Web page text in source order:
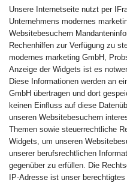
Unsere Internetseite nutzt per
Unternehmens modernes
Websitebesuchern
Rechenhilfen zur Verfügung zu
modernes marketing GmbH,
Anzeige der Widgets ist es
Diese Informationen werden an
GmbH übertragen und dort
keinen Einfluss auf diese
unseren Websitebesuchern
Themen sowie steuerrechtliche
Widgets, um unseren
unserer berufsrechtlichen
gegenüber zu erfüllen. Die
IP-Adresse ist unser